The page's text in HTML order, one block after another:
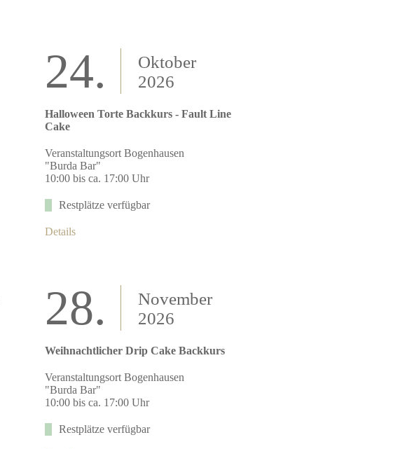
24.
Oktober
2026
Halloween Torte Backkurs - Fault Line
Cake
Veranstaltungsort Bogenhausen
"Burda Bar"
10:00 bis ca. 17:00 Uhr
Restplätze verfügbar
Details
28.
November
2026
Weihnachtlicher Drip Cake Backkurs
Veranstaltungsort Bogenhausen
"Burda Bar"
10:00 bis ca. 17:00 Uhr
Restplätze verfügbar